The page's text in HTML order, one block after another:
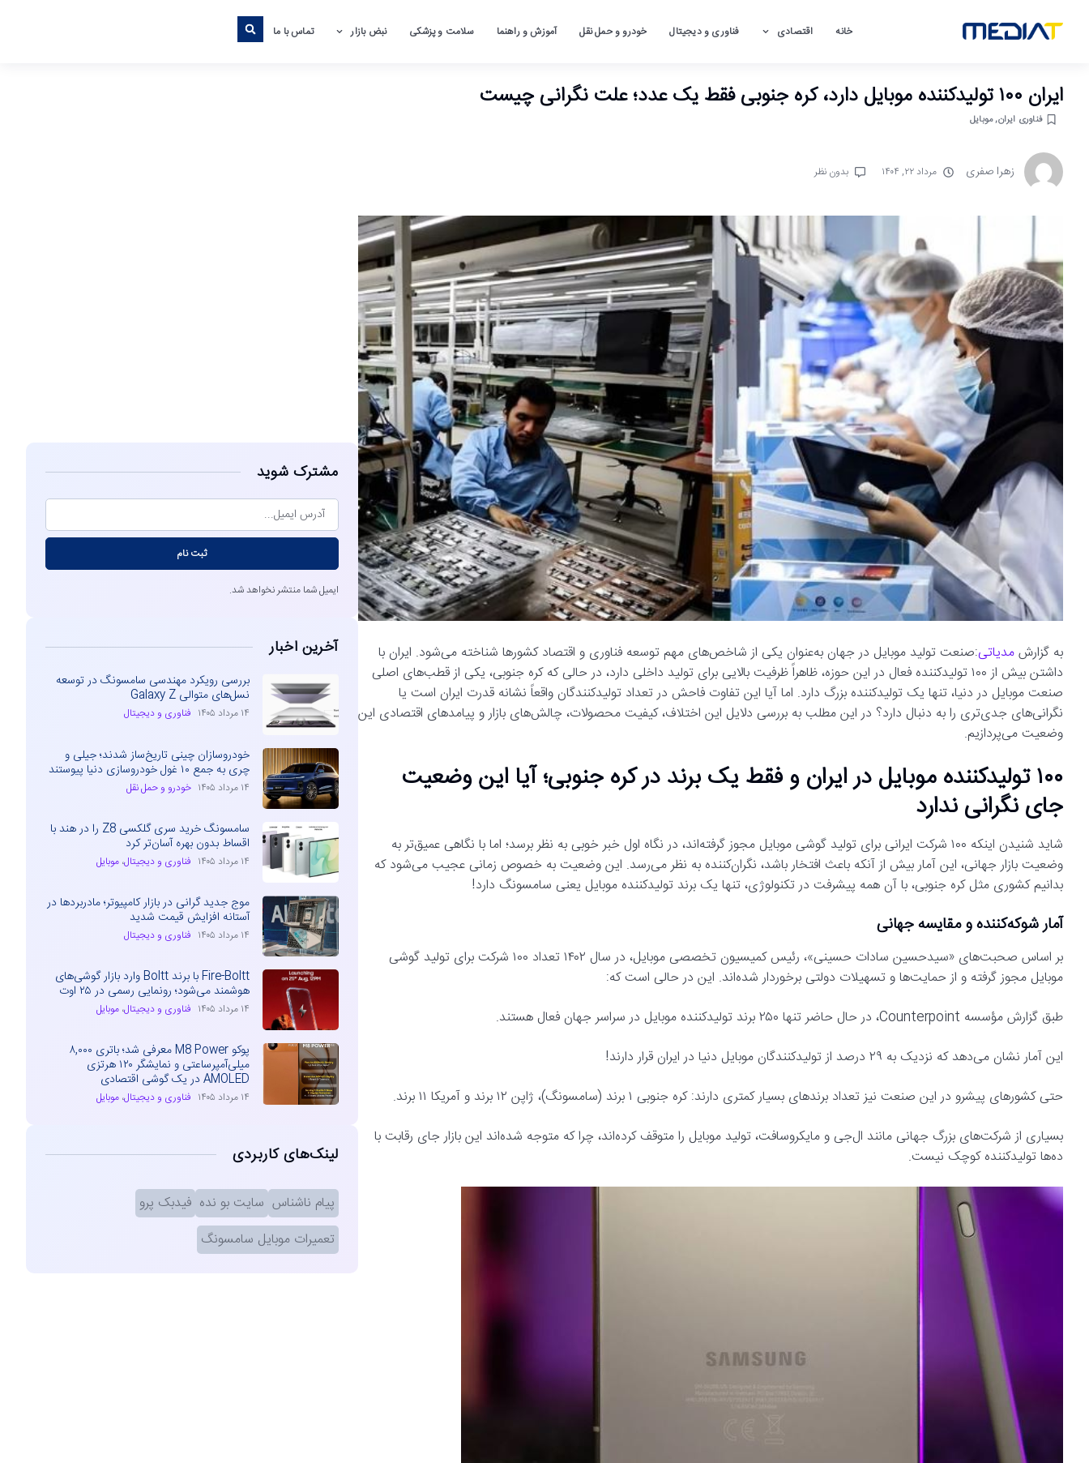
خانه اقتصادی فناوری و دیجیتال خودرو و حمل نقل آموزش و راهنما سلامت و پزشکی نبض بازار تماس با ما
ایران ۱۰۰ تولیدکننده موبایل دارد، کره جنوبی فقط یک عدد؛ علت نگرانی چیست
فناوری ایران,موبایل
زهرا صفری مرداد ۲۲, ۱۴۰۴ بدون نظر
به گزارشمدیاتی:صنعت تولید موبایل در جهان به‌عنوان یکی از شاخص‌های مهم توسعه فناوری و اقتصاد کشورها شناخته می‌شود. ایران با
داشتن بیش از ۱۰۰ تولیدکننده فعال در این حوزه، ظاهراً ظرفیت بالایی برای تولید داخلی دارد، در حالی که کره جنوبی، یکی از قطب‌های اصلی
صنعت موبایل در دنیا، تنها یک تولیدکننده بزرگ دارد. اما آیا این تفاوت فاحش در تعداد تولیدکنندگان واقعاً نشانه قدرت ایران است یا
نگرانی‌های جدی‌تری را به دنبال دارد؟ در این مطلب به بررسی دلایل این اختلاف، کیفیت محصولات، چالش‌های بازار و پیامدهای اقتصادی این
وضعیت می‌پردازیم.
۱۰۰ تولیدکننده موبایل در ایران و فقط یک برند در کره جنوبی؛ آیا این وضعیت
جای نگرانی ندارد
شاید شنیدن اینکه ۱۰۰ شرکت ایرانی برای تولید گوشی موبایل مجوز گرفته‌اند، در نگاه اول خبر خوبی به نظر برسد؛ اما با نگاهی عمیق‌تر به
وضعیت بازار جهانی، این آمار بیش از آنکه باعث افتخار باشد، نگران‌کننده به نظر می‌رسد. این وضعیت به خصوص زمانی عجیب می‌شود که
بدانیم کشوری مثل کره جنوبی، با آن همه پیشرفت در تکنولوژی، تنها یک برند تولیدکننده موبایل یعنی سامسونگ دارد!
آمار شوکه‌کننده و مقایسه جهانی
بر اساس صحبت‌های «سیدحسین سادات حسینی»، رئیس کمیسیون تخصصی موبایل، در سال ۱۴۰۲ تعداد ۱۰۰ شرکت برای تولید گوشی
موبایل مجوز گرفته و از حمایت‌ها و تسهیلات دولتی برخوردار شده‌اند. این در حالی است که:
طبق گزارش مؤسسه Counterpoint، در حال حاضر تنها ۲۵۰ برند تولیدکننده موبایل در سراسر جهان فعال هستند.
این آمار نشان می‌دهد که نزدیک به ۲۹ درصد از تولیدکنندگان موبایل دنیا در ایران قرار دارند!
حتی کشورهای پیشرو در این صنعت نیز تعداد برندهای بسیار کمتری دارند: کره جنوبی ۱ برند (سامسونگ)، ژاپن ۱۲ برند و آمریکا ۱۱ برند.
بسیاری از شرکت‌های بزرگ جهانی مانند ال‌جی و مایکروسافت، تولید موبایل را متوقف کرده‌اند، چرا که متوجه شده‌اند این بازار جای رقابت با
ده‌ها تولیدکننده کوچک نیست.
مشترک شوید
ثبت نام
ایمیل شما منتشر نخواهد شد.
آخرین اخبار
بررسی رویکرد مهندسی سامسونگ در توسعه
نسل‌های متوالی Galaxy Z
۱۴ مرداد ۱۴۰۵ فناوری و دیجیتال
خودروسازان چینی تاریخ‌ساز شدند؛ جیلی و
چری به جمع ۱۰ غول خودروسازی دنیا پیوستند
۱۴ مرداد ۱۴۰۵ خودرو و حمل نقل
سامسونگ خرید سری گلکسی Z8 را در هند با
اقساط بدون بهره آسان‌تر کرد
۱۴ مرداد ۱۴۰۵ فناوری و دیجیتال،موبایل
موج جدید گرانی در بازار کامپیوتر؛ مادربردها در
آستانه افزایش قیمت شدید
۱۴ مرداد ۱۴۰۵ فناوری و دیجیتال
Fire-Boltt با برند Boltt وارد بازار گوشی‌های
هوشمند می‌شود؛ رونمایی رسمی در ۲۵ اوت
۱۴ مرداد ۱۴۰۵ فناوری و دیجیتال،موبایل
پوکو M8 Power معرفی شد؛ باتری ۸,۰۰۰
میلی‌آمپرساعتی و نمایشگر ۱۲۰ هرتزی
AMOLED در یک گوشی اقتصادی
۱۴ مرداد ۱۴۰۵ فناوری و دیجیتال،موبایل
لینک‌های کاربردی
پیام ناشناس سایت بو نده فیدبک پرو
تعمیرات موبایل سامسونگ